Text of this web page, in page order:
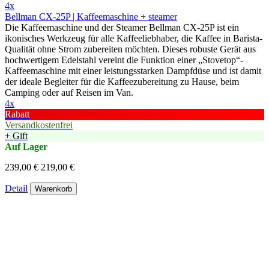
4x
Bellman CX-25P | Kaffeemaschine + steamer
Die Kaffeemaschine und der Steamer Bellman CX-25P ist ein
ikonisches Werkzeug für alle Kaffeeliebhaber, die Kaffee in Barista-
Qualität ohne Strom zubereiten möchten. Dieses robuste Gerät aus
hochwertigem Edelstahl vereint die Funktion einer „Stovetop“-
Kaffeemaschine mit einer leistungsstarken Dampfdüse und ist damit
der ideale Begleiter für die Kaffeezubereitung zu Hause, beim
Camping oder auf Reisen im Van.
4x
Rabatt
Versandkostenfrei
+ Gift
Auf Lager
239,00 € 219,00 €
Detail Warenkorb